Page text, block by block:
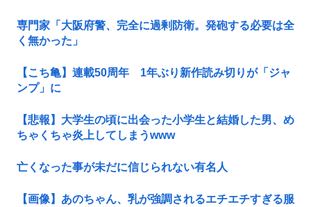
専門家「大阪府警、完全に過剰防衛。発砲する必要は全
く無かった」
【こち亀】連載50周年 1年ぶり新作読み切りが「ジャ
ンプ」に
【悲報】大学生の頃に出会った小学生と結婚した男、め
ちゃくちゃ炎上してしまうwww
亡くなった事が未だに信じられない有名人
【画像】あのちゃん、乳が強調されるエチエチすぎる服